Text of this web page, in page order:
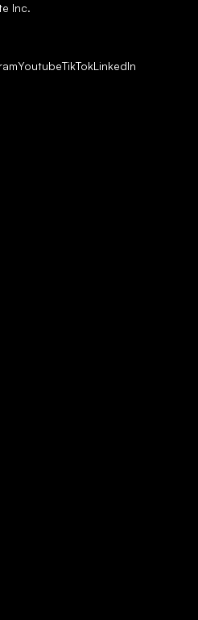
Inc.
YoutubeTikTokLinkedIn